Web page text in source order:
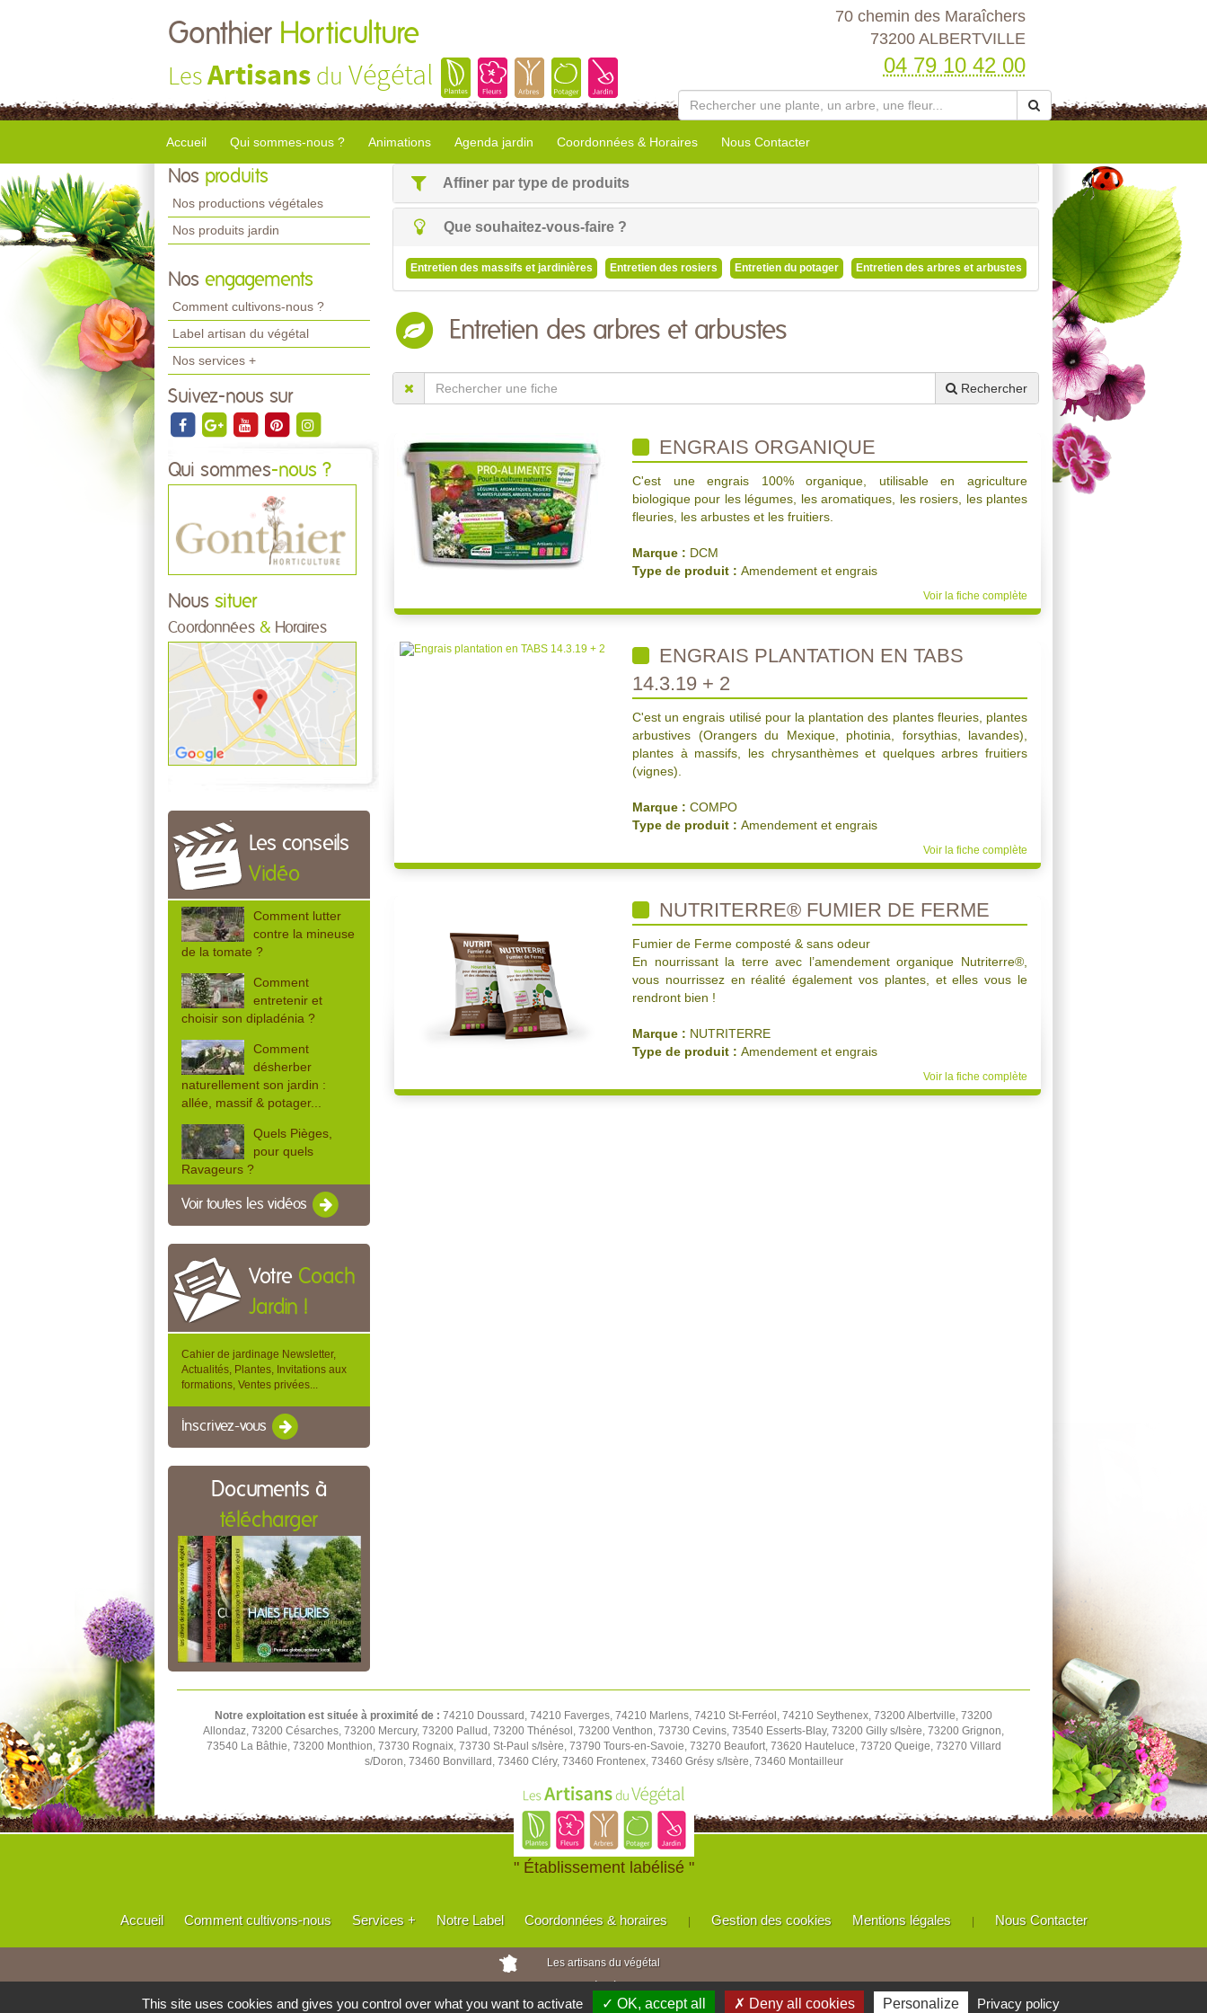
Gonthier Horticulture
LesArtisans du Végétal
70 chemin des Maraîchers
73200 ALBERTVILLE
04 79 10 42 00
Accueil Qui sommes-nous ? Animations Agenda jardin Coordonnées & Horaires Nous Contacter
Nos produits
Nos productions végétales
Nos produits jardin
Nos engagements
Comment cultivons-nous ?
Label artisan du végétal
Nos services +
Suivez-nous sur
Qui sommes-nous ?
Nous situer
Coordonnées & Horaires
Les conseils
Vidéo
Comment lutter
contre la mineuse
de la tomate ?
Comment
entretenir et
choisir son dipladénia ?
Comment
désherber
naturellement son jardin :
allée, massif & potager...
Quels Pièges,
pour quels
Ravageurs ?
Voir toutes les vidéos
Votre Coach
Jardin !
Cahier de jardinage Newsletter,
Actualités, Plantes, Invitations aux
formations, Ventes privées...
Inscrivez-vous
Documents à
télécharger
Affiner par type de produits
Que souhaitez-vous-faire ?
Entretien des massifs et jardinières Entretien des rosiers Entretien du potager Entretien des arbres et arbustes
Entretien des arbres et arbustes
Rechercher
ENGRAIS ORGANIQUE
C'est une engrais 100% organique, utilisable en agriculture
biologique pour les légumes, les aromatiques, les rosiers, les plantes
fleuries, les arbustes et les fruitiers.
Marque : DCM
Type de produit : Amendement et engrais
Voir la fiche complète
ENGRAIS PLANTATION EN TABS
14.3.19 + 2
C'est un engrais utilisé pour la plantation des plantes fleuries, plantes
arbustives (Orangers du Mexique, photinia, forsythias, lavandes),
plantes à massifs, les chrysanthèmes et quelques arbres fruitiers
(vignes).
Marque : COMPO
Type de produit : Amendement et engrais
Voir la fiche complète
NUTRITERRE® FUMIER DE FERME
Fumier de Ferme composté & sans odeur
En nourrissant la terre avec l’amendement organique Nutriterre®,
vous nourrissez en réalité également vos plantes, et elles vous le
rendront bien !
Marque : NUTRITERRE
Type de produit : Amendement et engrais
Voir la fiche complète
Notre exploitation est située à proximité de : 74210 Doussard, 74210 Faverges, 74210 Marlens, 74210 St-Ferréol, 74210 Seythenex, 73200 Albertville, 73200
Allondaz, 73200 Césarches, 73200 Mercury, 73200 Pallud, 73200 Thénésol, 73200 Venthon, 73730 Cevins, 73540 Esserts-Blay, 73200 Gilly s/Isère, 73200 Grignon,
73540 La Bâthie, 73200 Monthion, 73730 Rognaix, 73730 St-Paul s/Isère, 73790 Tours-en-Savoie, 73270 Beaufort, 73620 Hauteluce, 73720 Queige, 73270 Villard
s/Doron, 73460 Bonvillard, 73460 Cléry, 73460 Frontenex, 73460 Grésy s/Isère, 73460 Montailleur
" Établissement labélisé "
Accueil Comment cultivons-nous Services + Notre Label Coordonnées & horaires | Gestion des cookies Mentions légales | Nous Contacter
Les artisans du végétal
Horticulteurs et pépinièristes de France
This site uses cookies and gives you control over what you want to activate ✓ OK, accept all ✗ Deny all cookies Personalize Privacy policy